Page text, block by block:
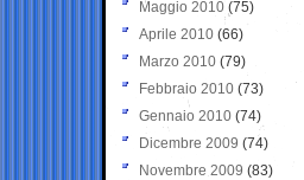
Maggio 2010 (75)
Aprile 2010 (66)
Marzo 2010 (79)
Febbraio 2010 (73)
Gennaio 2010 (74)
Dicembre 2009 (74)
Novembre 2009 (83)